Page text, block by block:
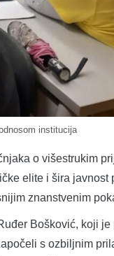
institucija
o višestrukim
elite i šira javnost
znanstvenim
Bošković, koji je
s ozbiljnim